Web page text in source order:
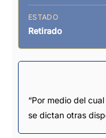
ESTADO
Retirado
“Por medio del
se dictan otras